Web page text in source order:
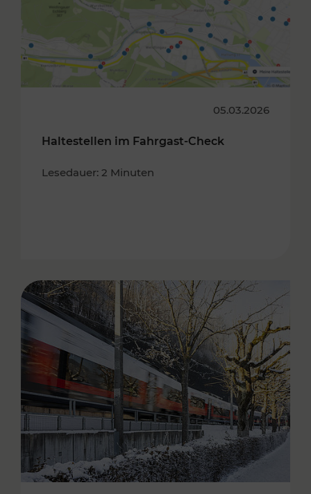
05.03.2026
Haltestellen im Fahrgast-Check
Lesedauer: 2 Minuten